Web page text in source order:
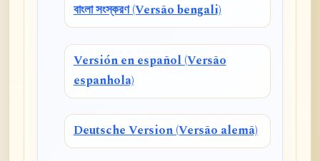
বাংলা সংস্করণ (Versão bengali)
Versión en español (Versão
espanhola)
Deutsche Version (Versão alemã)